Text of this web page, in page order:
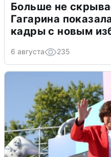
Больше не
Гагарина
кадры с новым
6 августа 235